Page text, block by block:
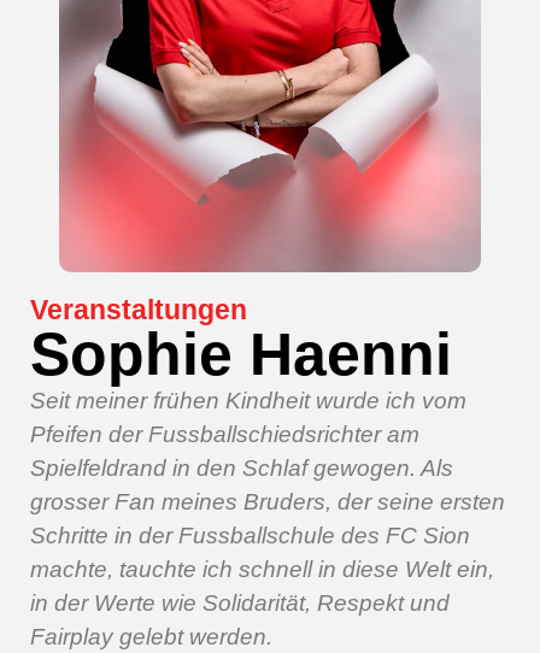
Veranstaltungen
Sophie Haenni
Seit meiner frühen Kindheit wurde ich vom
Pfeifen der Fussballschiedsrichter am
Spielfeldrand in den Schlaf gewogen. Als
grosser Fan meines Bruders, der seine ersten
Schritte in der Fussballschule des FC Sion
machte, tauchte ich schnell in diese Welt ein,
in der Werte wie Solidarität, Respekt und
Fairplay gelebt werden.